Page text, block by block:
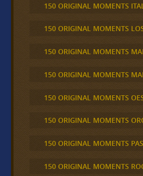
150 ORIGINAL MOMENTS
150 ORIGINAL MOMENTS
150 ORIGINAL MOMENTS
150 ORIGINAL MOMENTS
150 ORIGINAL MOMENTS
150 ORIGINAL MOMENTS
150 ORIGINAL MOMENTS
150 ORIGINAL MOMENTS